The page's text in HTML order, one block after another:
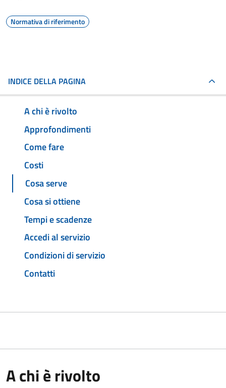
Normativa di riferimento
INDICE DELLA PAGINA
A chi è rivolto
Approfondimenti
Come fare
Costi
Cosa serve
Cosa si ottiene
Tempi e scadenze
Accedi al servizio
Condizioni di servizio
Contatti
A chi è rivolto